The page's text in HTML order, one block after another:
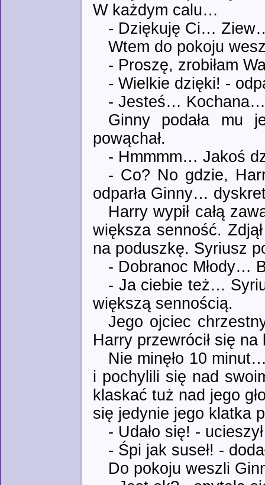
W każdym calu…
- Dziękuję Ci…
Wtem do pokoju
- Proszę, zrobiłam
- Wielkie dzięki! -
- Jesteś… Kochana…
Ginny podała mu
powąchał.
- Hmmmm… Jakoś
- Co? No gdzie,
odparła Ginny…
Harry wypił całą
większa senność.
na poduszkę. Syriusz
- Dobranoc Młody…
- Ja ciebie też…
większą sennością.
Jego ojciec
Harry przewrócił się na
Nie minęło 10
i pochylili się nad
klaskać tuż nad jego
się jedynie jego klatka
- Udało się! -
- Śpi jak suseł! -
Do pokoju weszli